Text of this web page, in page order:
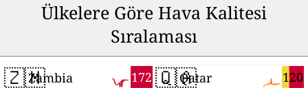
Ülkelere Göre Hava Kalitesi
Sıralaması
🇿🇲 172
Zambia 🇶🇦 120
Qatar